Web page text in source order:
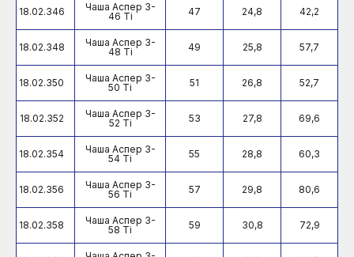
18.02.346
Чаша Аспер 3-
46 Ti
47 24,8 42,2
18.02.348
Чаша Аспер 3-
48 Ti
49 25,8 57,7
18.02.350
Чаша Аспер 3-
50 Ti
51 26,8 52,7
18.02.352
Чаша Аспер 3-
52 Ti
53 27,8 69,6
18.02.354
Чаша Аспер 3-
54 Ti
55 28,8 60,3
18.02.356
Чаша Аспер 3-
56 Ti
57 29,8 80,6
18.02.358
Чаша Аспер 3-
58 Ti
59 30,8 72,9